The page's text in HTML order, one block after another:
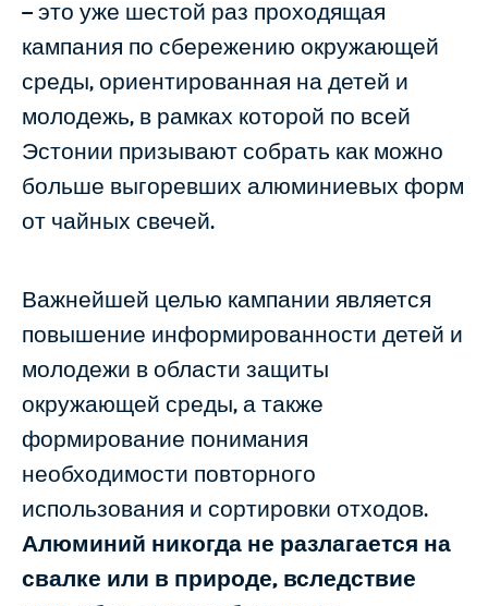
– это уже шестой раз проходящая
кампания по сбережению окружающей
среды, ориентированная на детей и
молодежь, в рамках которой по всей
Эстонии призывают собрать как можно
больше выгоревших алюминиевых форм
от чайных свечей.
Важнейшей целью кампании является
повышение информированности детей и
молодежи в области защиты
окружающей среды, а также
формирование понимания
необходимости повторного
использования и сортировки отходов.
Алюминий никогда не разлагается на
свалке или в природе, вследствие